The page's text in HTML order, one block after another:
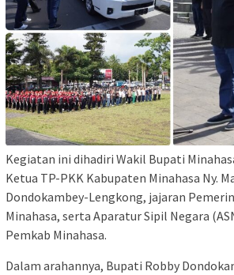
Kegiatan ini dihadiri Wakil Bupati
Ketua TP-PKK Kabupaten Minahasa Ny.
Dondokambey-Lengkong, jajaran
Minahasa, serta Aparatur Sipil Negara
Pemkab Minahasa.
Dalam arahannya, Bupati Robby